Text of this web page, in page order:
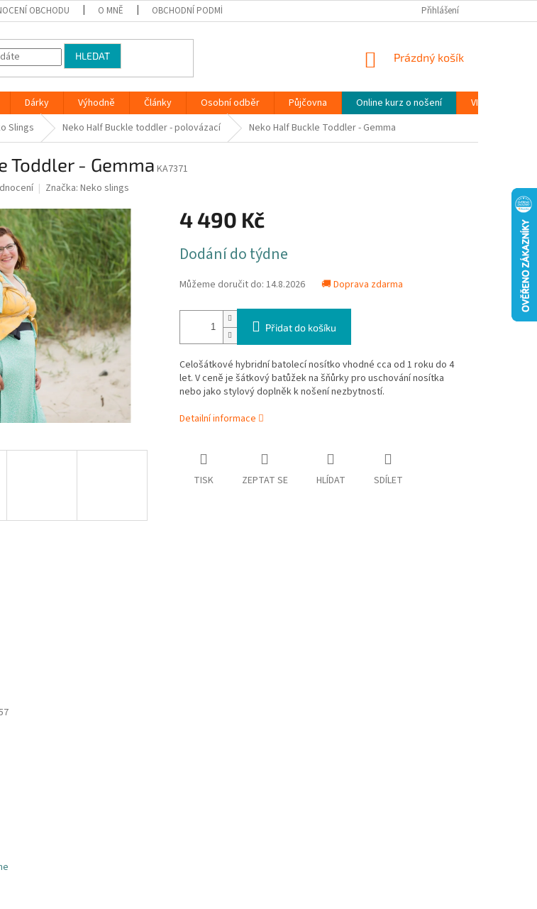
OBCHODU O MNĚ OBCHODNÍ PODMÍNKY PODMÍNKY OCHRANY OSOBNÍCH ÚDAJŮ (GDPR)
Přihlášení
HLEDAT
NÁKUPNÍ
Prázdný košík
Dárky Výhodně Články Osobní odběr Půjčovna Online kurz o nošení
VIDEONÁVODY
Slings Neko Half Buckle toddler - polovázací Neko Half Buckle Toddler - Gemma
Toddler - Gemma KA7371
Značka: Neko slings
4 490 Kč
cena:
Dodání do týdne
Můžeme doručit do: 14.8.2026 🚚 Doprava zdarma
Přidat do košíku
Celošátkové hybridní batolecí nosítko vhodné cca od 1 roku do 4
let. V ceně je šátkový batůžek na šňůrky pro uschování nosítka
nebo jako stylový doplněk k nošení nezbytností.
Detailní informace
TISK ZEPTAT SE HLÍDAT SDÍLET